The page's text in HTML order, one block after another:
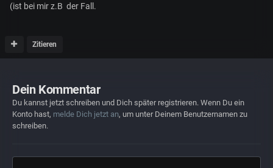
(ist bei mir z.B der Fall.
Zitieren
Dein Kommentar
Du kannst jetzt schreiben und Dich später registrieren. Wenn Du ein
Konto hast, melde Dich jetzt an, um unter Deinem Benutzernamen zu
schreiben.